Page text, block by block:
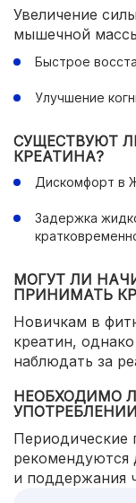
Увеличение
мышечной
Быстрое
Улучшение
СУЩЕСТВУЮТ
КРЕАТИНА?
Дискомфорт в
Задержка
МОГУТ ЛИ
ПРИНИМАТЬ
Новичкам в
креатин,
наблюдать за
НЕОБХОДИМО
Периодические
рекомендуются
и поддержания